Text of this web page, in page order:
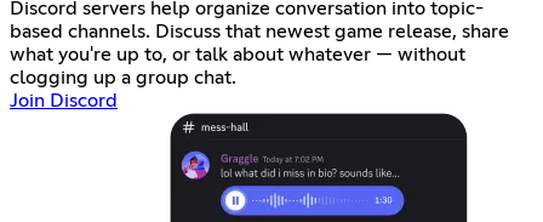
Discord servers help organize conversation into topic-
based channels. Discuss that newest game release, share
what you're up to, or talk about whatever — without
clogging up a group chat.
Join Discord